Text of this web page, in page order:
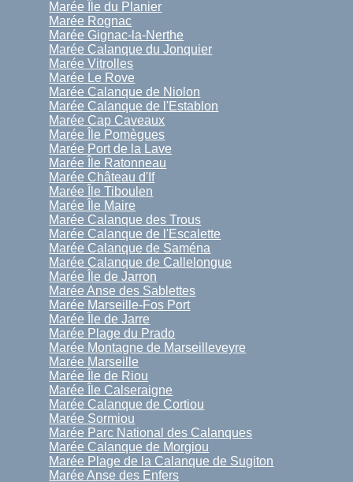
Marée Île du Planier
Marée Rognac
Marée Gignac-la-Nerthe
Marée Calanque du Jonquier
Marée Vitrolles
Marée Le Rove
Marée Calanque de Niolon
Marée Calanque de l'Establon
Marée Cap Caveaux
Marée Île Pomègues
Marée Port de la Lave
Marée Île Ratonneau
Marée Château d'If
Marée Île Tiboulen
Marée Île Maire
Marée Calanque des Trous
Marée Calanque de l'Escalette
Marée Calanque de Saména
Marée Calanque de Callelongue
Marée Île de Jarron
Marée Anse des Sablettes
Marée Marseille-Fos Port
Marée Île de Jarre
Marée Plage du Prado
Marée Montagne de Marseilleveyre
Marée Marseille
Marée Île de Riou
Marée Île Calseraigne
Marée Calanque de Cortiou
Marée Sormiou
Marée Parc National des Calanques
Marée Calanque de Morgiou
Marée Plage de la Calanque de Sugiton
Marée Anse des Enfers